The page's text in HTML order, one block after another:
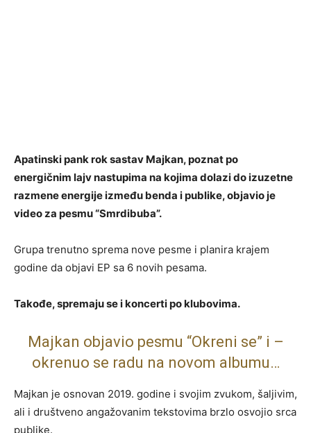
Apatinski pank rok sastav Majkan, poznat po
energičnim lajv nastupima na kojima dolazi do izuzetne
razmene energije između benda i publike, objavio je
video za pesmu “Smrdibuba”.
Grupa trenutno sprema nove pesme i planira krajem
godine da objavi EP sa 6 novih pesama.
Takođe, spremaju se i koncerti po klubovima.
Majkan objavio pesmu “Okreni se” i –
okrenuo se radu na novom albumu…
Majkan je osnovan 2019. godine i svojim zvukom, šaljivim,
ali i društveno angažovanim tekstovima brzlo osvojio srca
publike.